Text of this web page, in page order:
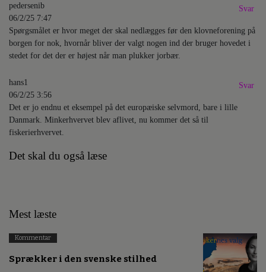
pedersenib
06/2/25 7:47
Spørgsmålet er hvor meget der skal nedlægges før den klovneforening på
borgen for nok, hvornår bliver der valgt nogen ind der bruger hovedet i
stedet for det der er højest når man plukker jorbær.
Svar
hans1
06/2/25 3:56
Det er jo endnu et eksempel på det europæiske selvmord, bare i lille
Danmark. Minkerhvervet blev aflivet, nu kommer det så til
fiskerierhvervet.
Svar
Det skal du også læse
Mest læste
Kommentar
Sprækker i den svenske stilhed